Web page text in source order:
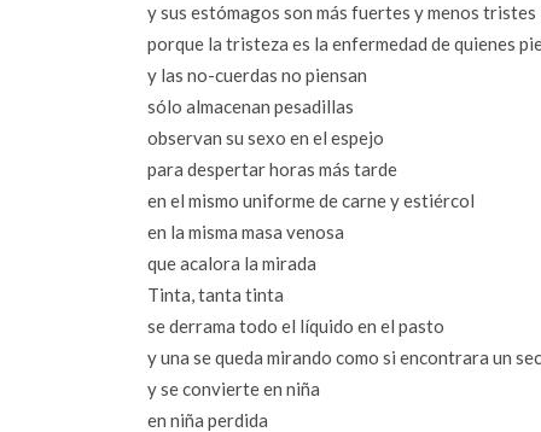
y sus estómagos son más fuertes y menos tristes
porque la tristeza es la enfermedad de quienes
y las no-cuerdas no piensan
sólo almacenan pesadillas
observan su sexo en el espejo
para despertar horas más tarde
en el mismo uniforme de carne y estiércol
en la misma masa venosa
que acalora la mirada
Tinta, tanta tinta
se derrama todo el líquido en el pasto
y una se queda mirando como si encontrara un
y se convierte en niña
en niña perdida